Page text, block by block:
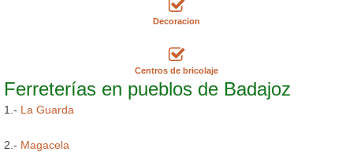
Decoracion
Centros de bricolaje
Ferreterías en pueblos de Badajoz
1.- La Guarda
2.- Magacela